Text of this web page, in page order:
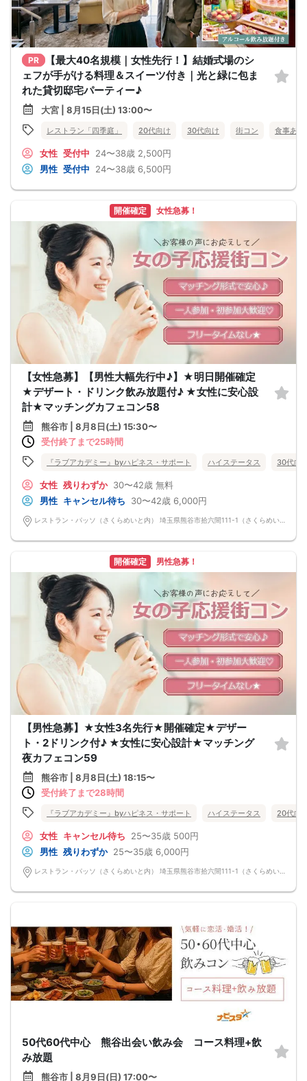
PR
【最大40名規模｜女性先行！】結婚式場のシ
ェフが手がける料理＆スイーツ付き｜光と緑に包ま
れた貸切邸宅パーティー♪
大宮 | 8月15日(土) 13:00〜
レストラン「四季庭」 20代向け 30代向け 街コン 食事あり
女性 受付中 24〜38歳 2,500円
男性 受付中 24〜38歳 6,500円
開催確定 女性急募！
【女性急募】【男性大幅先行中♪】★明日開催確定
★デザート・ドリンク飲み放題付♪ ★女性に安心設
計★マッチングカフェコン58
熊谷市 | 8月8日(土) 15:30〜
受付終了まで25時間
『ラブアカデミー』byハピネス・サポート ハイステータス 30代向
女性 残りわずか 30〜42歳 無料
男性 キャンセル待ち 30〜42歳 6,000円
開催確定 男性急募！
【男性急募】★女性3名先行★開催確定★デザー
ト・2ドリンク付♪ ★女性に安心設計★マッチング
夜カフェコン59
熊谷市 | 8月8日(土) 18:15〜
受付終了まで28時間
『ラブアカデミー』byハピネス・サポート ハイステータス 20代向
女性 キャンセル待ち 25〜35歳 500円
男性 残りわずか 25〜35歳 6,000円
50代60代中心 熊谷出会い飲み会 コース料理+飲
み放題
熊谷市 | 8月9日(日) 17:00〜